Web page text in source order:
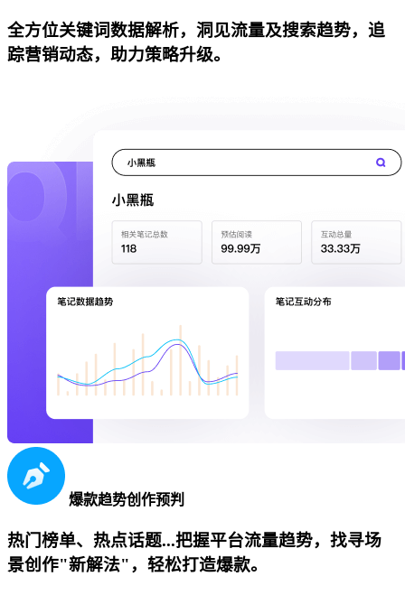
全方位关键词数据解析，洞见流量及搜索趋势，追
踪营销动态，助力策略升级。
爆款趋势创作预判
热门榜单、热点话题...把握平台流量趋势，找寻场
景创作"新解法"，轻松打造爆款。